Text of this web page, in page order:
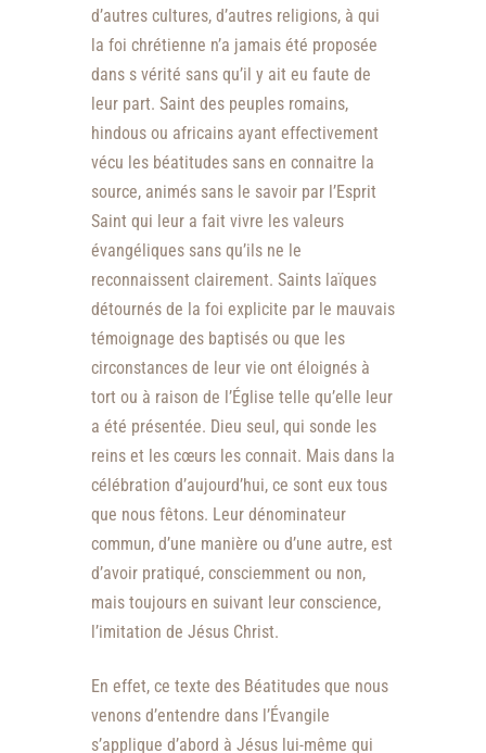
d’autres cultures, d’autres religions, à qui
la foi chrétienne n’a jamais été proposée
dans s vérité sans qu’il y ait eu faute de
leur part. Saint des peuples romains,
hindous ou africains ayant effectivement
vécu les béatitudes sans en connaitre la
source, animés sans le savoir par l’Esprit
Saint qui leur a fait vivre les valeurs
évangéliques sans qu’ils ne le
reconnaissent clairement. Saints laïques
détournés de la foi explicite par le mauvais
témoignage des baptisés ou que les
circonstances de leur vie ont éloignés à
tort ou à raison de l’Église telle qu’elle leur
a été présentée. Dieu seul, qui sonde les
reins et les cœurs les connait. Mais dans la
célébration d’aujourd’hui, ce sont eux tous
que nous fêtons. Leur dénominateur
commun, d’une manière ou d’une autre, est
d’avoir pratiqué, consciemment ou non,
mais toujours en suivant leur conscience,
l’imitation de Jésus Christ.
En effet, ce texte des Béatitudes que nous
venons d’entendre dans l’Évangile
s’applique d’abord à Jésus lui-même qui